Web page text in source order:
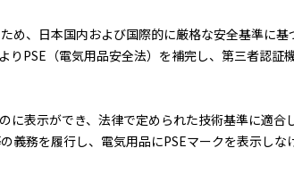
め、日本国内および国際的に厳格な安全基準に基
PSE（電気用品安全法）を補完し、第三者認証
に表示ができ、法律で定められた技術基準に適
義務を履行し、電気用品にPSEマークを表示しな